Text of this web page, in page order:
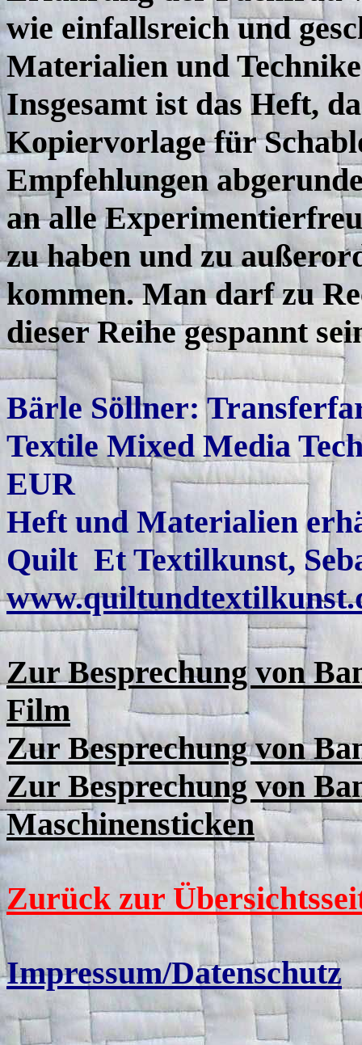
wie einfallsreich und
Materialien und
Insgesamt ist das Heft,
Kopiervorlage für
Empfehlungen
an alle
zu haben und zu
kommen. Man darf zu
dieser Reihe gespannt
Bärle Söllner:
Textile Mixed Media
EUR
Heft und Materialien
Quilt Et Textilkunst,
Zur Besprechung von
Film
Zur Besprechung von
Zur Besprechung von
Maschinensticken
Zurück zur
Impressum/Datenschutz